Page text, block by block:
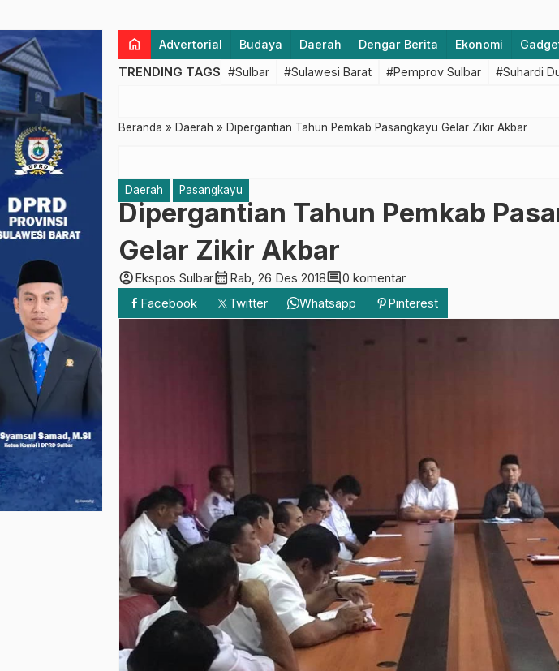
home Advertorial Budaya Daerah Dengar Berita Ekonomi
TRENDING TAGS #Sulbar #Sulawesi Barat #Pemprov Sulbar #Suhardi
Beranda » Daerah » Dipergantian Tahun Pemkab Pasangkayu Gelar Zikir Akbar
Daerah Pasangkayu
Dipergantian Tahun Pemkab
Gelar Zikir Akbar
account_circleEkspos Sulbarcalendar_month Rab, 26 Des 2018comment0 komentar
Facebook
Twitter Whatsapp Pinterest